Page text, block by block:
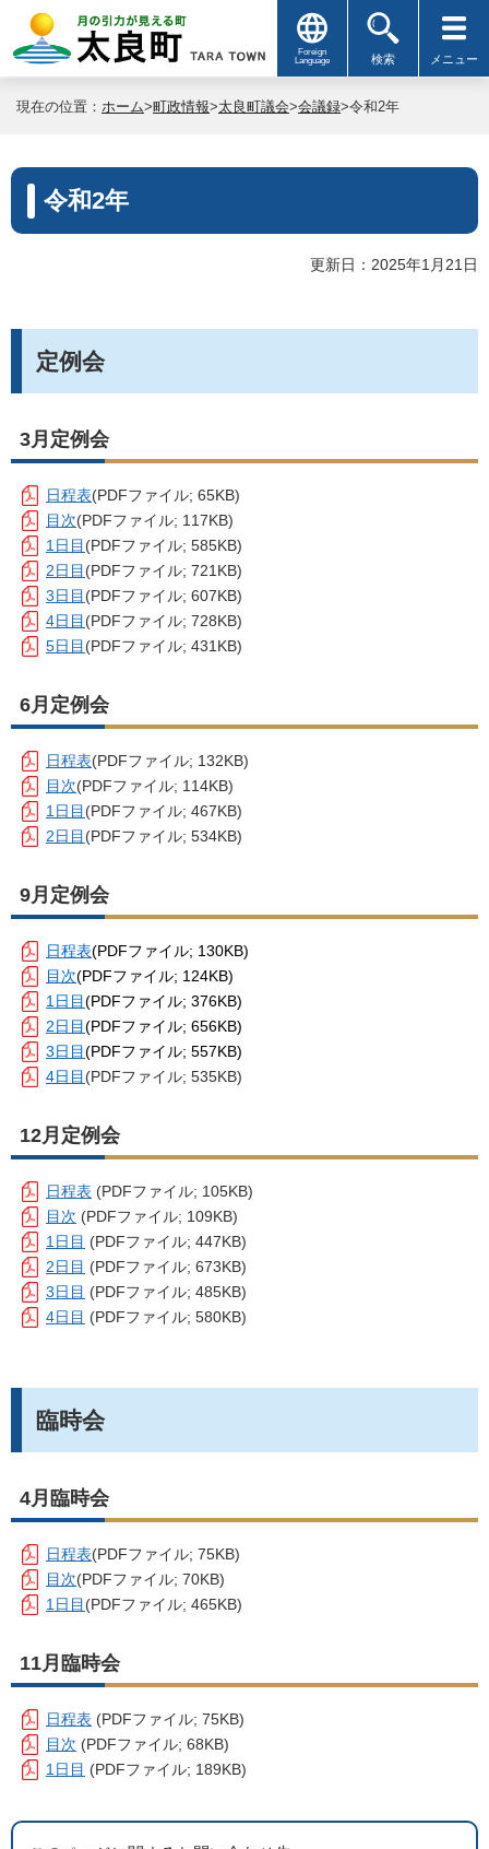
Foreign
Language
検索 メニュー
現在の位置： ホーム>町政情報>太良町議会>会議録>令和2年
令和2年
更新日：2025年1月21日
定例会
3月定例会
日程表(PDFファイル; 65KB)
目次(PDFファイル; 117KB)
1日目 (PDFファイル; 585KB)
2日目 (PDFファイル; 721KB)
3日目 (PDFファイル; 607KB)
4日目 (PDFファイル; 728KB)
5日目 (PDFファイル; 431KB)
6月定例会
日程表(PDFファイル; 132KB)
目次(PDFファイル; 114KB)
1日目 (PDFファイル; 467KB)
2日目 (PDFファイル; 534KB)
9月定例会
日程表(PDFファイル; 130KB)
目次(PDFファイル; 124KB)
1日目(PDFファイル; 376KB)
2日目(PDFファイル; 656KB)
3日目(PDFファイル; 557KB)
4日目 (PDFファイル; 535KB)
12月定例会
日程表 (PDFファイル; 105KB)
目次 (PDFファイル; 109KB)
1日目 (PDFファイル; 447KB)
2日目 (PDFファイル; 673KB)
3日目 (PDFファイル; 485KB)
4日目 (PDFファイル; 580KB)
臨時会
4月臨時会
日程表(PDFファイル; 75KB)
目次(PDFファイル; 70KB)
1日目 (PDFファイル; 465KB)
11月臨時会
日程表 (PDFファイル; 75KB)
目次 (PDFファイル; 68KB)
1日目 (PDFファイル; 189KB)